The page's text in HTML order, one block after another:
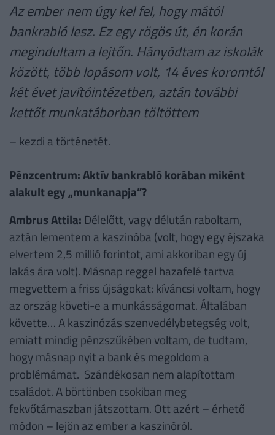
Az ember nem úgy kel fel, hogy mától
bankrabló lesz. Ez egy rögös út, én korán
megindultam a lejtőn. Hányódtam az iskolák
között, több lopásom volt, 14 éves koromtól
két évet javítóintézetben, aztán további
kettőt munkatáborban töltöttem
– kezdi a történetét.
Pénzcentrum: Aktív bankrabló korában miként
alakult egy „munkanapja”?
Ambrus Attila: Délelőtt, vagy délután raboltam,
aztán lementem a kaszinóba (volt, hogy egy éjszaka
elvertem 2,5 millió forintot, ami akkoriban egy új
lakás ára volt). Másnap reggel hazafelé tartva
megvettem a friss újságokat: kíváncsi voltam, hogy
az ország követi-e a munkásságomat. Általában
követte… A kaszinózás szenvedélybetegség volt,
emiatt mindig pénzszűkében voltam, de tudtam,
hogy másnap nyit a bank és megoldom a
problémámat. Szándékosan nem alapítottam
családot. A börtönben csokiban meg
fekvőtámaszban játszottam. Ott azért – érhető
módon – lejön az ember a kaszinóról.